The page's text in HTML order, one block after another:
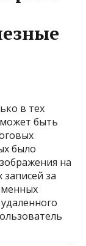
в тех
быть
было
на
за